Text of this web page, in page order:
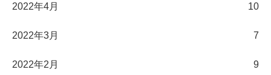
2022年4月 10
2022年3月 7
2022年2月 9